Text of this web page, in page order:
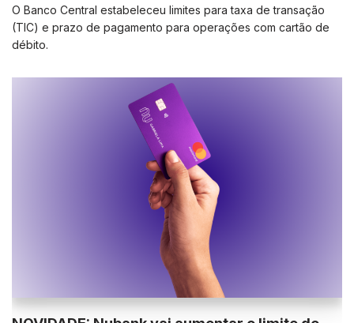
O Banco Central estabeleceu limites para taxa de transação
(TIC) e prazo de pagamento para operações com cartão de
débito.